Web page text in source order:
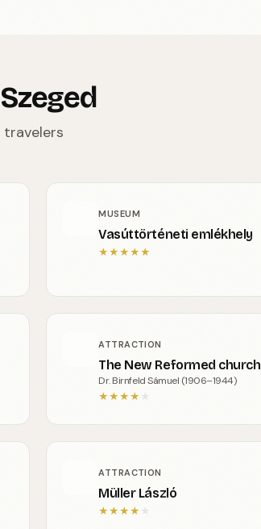
MUSEUM
Vasúttörténeti emlékhely
★★★★★
ATTRACTION
The New Reformed church
Dr. Birnfeld Sámuel (1906–1944)
★★★★ ★
ATTRACTION
Müller László
★★★★ ★